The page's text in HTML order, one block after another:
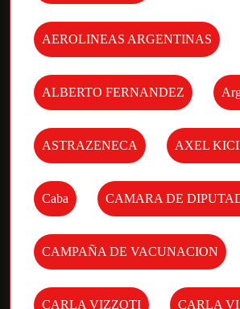
AEROLINEAS ARGENTINAS
ALBERTO FERNANDEZ
ASTRAZENECA AXEL
Caba CAMARA DE
CAMPAÑA DE VACUNACION
CARLA VIZZOTI CARLA